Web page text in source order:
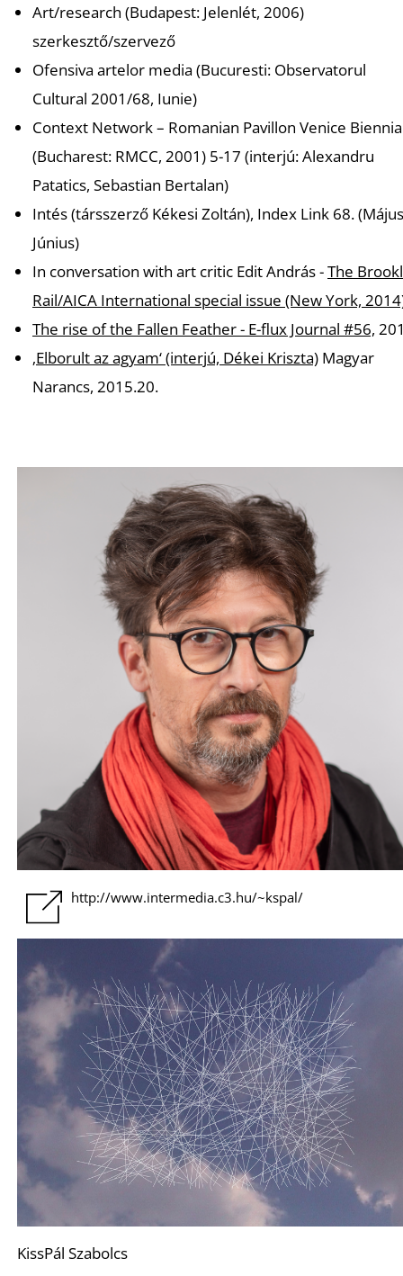
Art/research (Budapest: Jelenlét, 2006)
szerkesztő/szervező
Ofensiva artelor media (Bucuresti: Observatorul
Cultural 2001/68, Iunie)
Context Network – Romanian Pavillon Venice
(Bucharest: RMCC, 2001) 5-17 (interjú: Alexandru
Patatics, Sebastian Bertalan)
Intés (társszerző Kékesi Zoltán), Index Link 68.
Június)
In conversation with art critic Edit András -The
Rail/AICA International special issue (New York,
The rise of the Fallen Feather - E-flux Journal #56,
‚Elborult az agyam‘ (interjú, Dékei Kriszta)Magyar
Narancs, 2015.20.
http://www.intermedia.c3.hu/~kspal/
KissPál Szabolcs